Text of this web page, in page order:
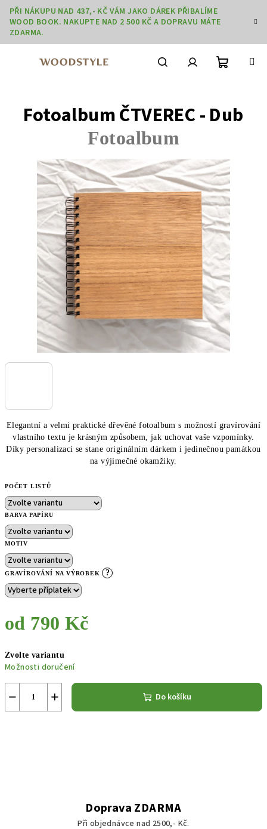
Přejít
obsah
PŘI NÁKUPU NAD 437,- KČ VÁM JAKO DÁREK PŘIBALÍME
WOOD BOOK. NAKUPTE NAD 2 500 KČ A DOPRAVU MÁTE
ZDARMA.
košík
Elegantní a velmi praktické dřevěné fotoalbum s možností gravírování
vlastního textu je krásným způsobem, jak uchovat vaše vzpomínky.
Díky personalizaci se stane originálním dárkem i jedinečnou památkou
na výjimečné okamžiky.
POČET LISTŮ
BARVA PAPÍRU
MOTIV
GRAVÍROVÁNÍ NA VÝROBEK ?
od 790 Kč
cena:
Zvolte variantu
Možnosti doručení
+
− Do košíku
Fotoalbum ČTVEREC - Dub
Fotoalbum
Doprava ZDARMA
Při objednávce nad 2500,- Kč.